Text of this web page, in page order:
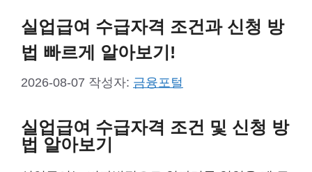
실업급여 수급자격 조건과 신청 방
법 빠르게 알아보기!
2026-08-07 작성자: 금융포털
실업급여 수급자격 조건 및 신청 방
법 알아보기